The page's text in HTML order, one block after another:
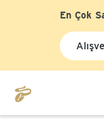
En Çok